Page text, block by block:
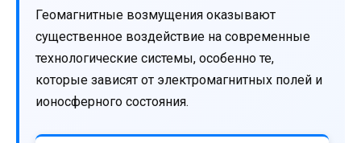
Геомагнитные возмущения оказывают
существенное воздействие на современные
технологические системы, особенно те,
которые зависят от электромагнитных полей и
ионосферного состояния.